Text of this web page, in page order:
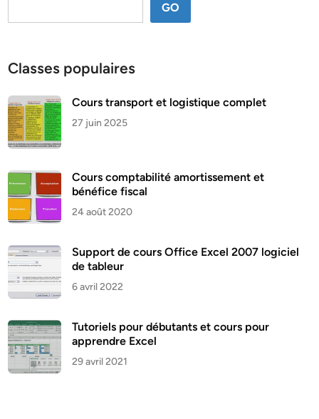
GO
Classes populaires
Cours transport et logistique complet
27 juin 2025
Cours comptabilité amortissement et
bénéfice fiscal
24 août 2020
Support de cours Office Excel 2007 logiciel
de tableur
6 avril 2022
Tutoriels pour débutants et cours pour
apprendre Excel
29 avril 2021